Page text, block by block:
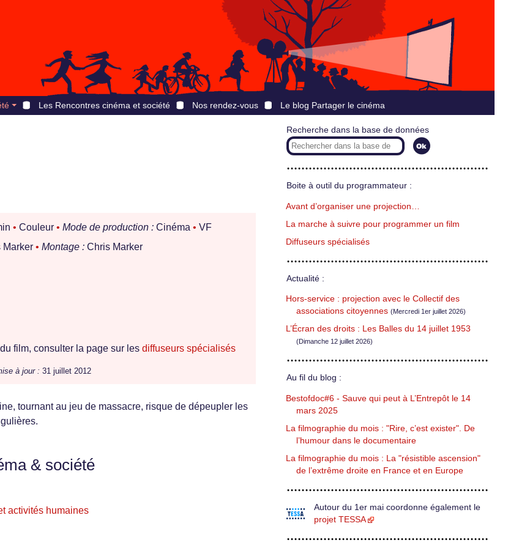
Les Rencontres cinéma et société Nos rendez-vous Le blog Partager le cinéma
• Couleur • Mode de production : Cinéma • VF
Marker • Montage : Chris Marker
film, consulter la page sur les diffuseurs spécialisés
à jour : 31 juillet 2012
tournant au jeu de massacre, risque de dépeupler les
& société
activités humaines
Recherche dans la base de données
Boite à outil du programmateur :
Avant d’organiser une projection…
La marche à suivre pour programmer un film
Diffuseurs spécialisés
Actualité :
Hors-service : projection avec le Collectif des
associations citoyennes (Mercredi 1er juillet 2026)
L’Écran des droits : Les Balles du 14 juillet 1953
(Dimanche 12 juillet 2026)
Au fil du blog :
Bestofdoc#6 - Sauve qui peut à L’Entrepôt le 14
mars 2025
La filmographie du mois : "Rire, c’est exister". De
l’humour dans le documentaire
La filmographie du mois : La "résistible ascension"
de l’extrême droite en France et en Europe
Autour du 1er mai coordonne également le
projet TESSA